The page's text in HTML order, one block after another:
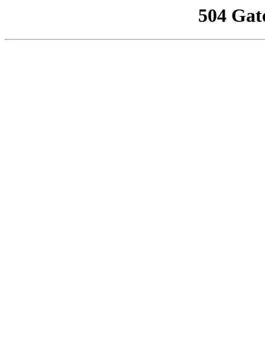
504